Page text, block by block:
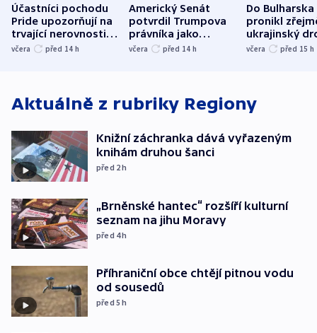
Účastníci pochodu
Pride upozorňují na
trvající nerovnosti i
společenskou
včera před 14 h
Americký Senát
potvrdil Trumpova
právníka jako
ministra
včera před 14 h
Do Bulharska
pronikl
ukrajinský
explodoval
včera před 15 h
Aktuálně z rubriky Regiony
Knižní záchranka dává vyřazeným
knihám druhou šanci
před 2h
„Brněnské hantec“ rozšíří kulturní
seznam na jihu Moravy
před 4h
Příhraniční obce chtějí pitnou vodu
od sousedů
před 5h